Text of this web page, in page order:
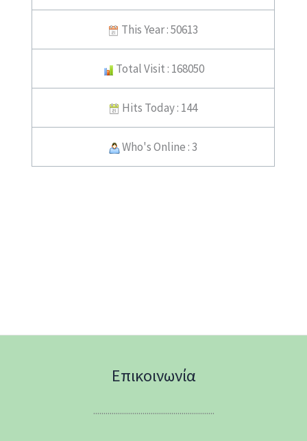
This Year : 50613
Total Visit : 168050
Hits Today : 144
Who's Online : 3
Επικοινωνία
...........................................................